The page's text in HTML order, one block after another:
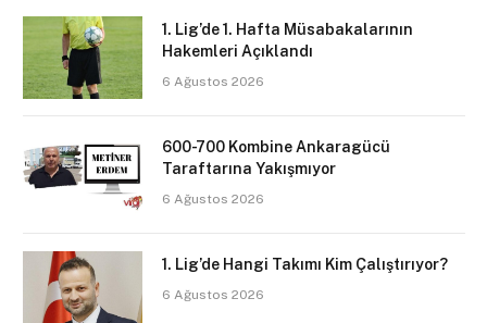
1. Lig’de 1. Hafta Müsabakalarının
Hakemleri Açıklandı
6 Ağustos 2026
600-700 Kombine Ankaragücü
Taraftarına Yakışmıyor
6 Ağustos 2026
1. Lig’de Hangi Takımı Kim Çalıştırıyor?
6 Ağustos 2026